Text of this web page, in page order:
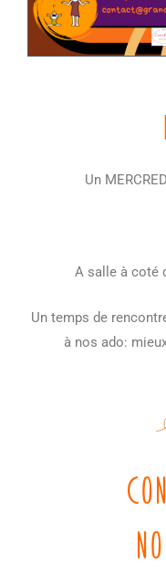
Un
A salle à coté
Un temps de
à nos ado: